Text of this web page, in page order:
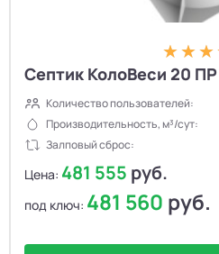
Септик КолоВеси 20 ПР
Количество пользователей:
Производительность, м³/сут:
Залповый сброс:
Цена: 481 555 руб.
под ключ: 481 560 руб.